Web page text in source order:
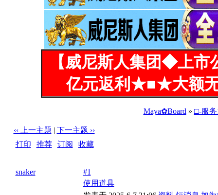
【威尼斯人集团◆上
亿元返利★■★大额
Maya✿Board » □-服
‹‹ 上一主题 | 下一主题 ››
打印
推荐| 订阅
收藏
snaker
#1
使用道具